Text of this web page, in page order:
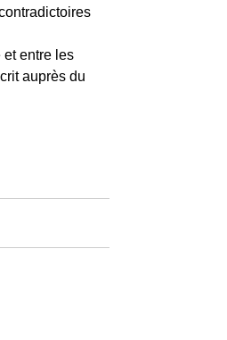
entre les
auprès du